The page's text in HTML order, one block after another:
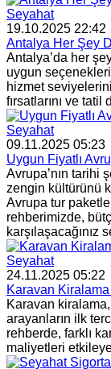
Seyahat
19.10.2025 22:42
Antalya Her Şey
Antalya’da her
uygun
hizmet
fırsatlarını ve
Seyahat
09.11.2025 05:23
Uygun Fiyatlı
Avrupa’nın tarihi
zengin kültürünü
Avrupa tur
rehberimizde,
karşılaşacağınız
Seyahat
24.11.2025 05:22
Karavan
Karavan
arayanların ilk
rehberde, farklı
maliyetleri